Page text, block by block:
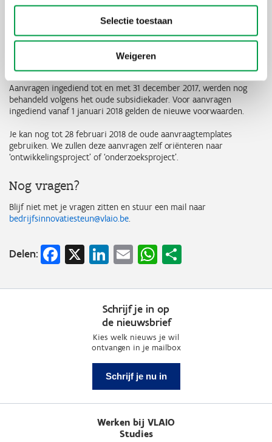
Selectie toestaan
Weigeren
Meer informatie
Aanvragen ingediend tot en met 31 december 2017, werden nog
behandeld volgens het oude subsidiekader. Voor aanvragen
ingediend vanaf 1 januari 2018 gelden de nieuwe voorwaarden.
Je kan nog tot 28 februari 2018 de oude aanvraagtemplates
gebruiken. We zullen deze aanvragen zelf oriënteren naar
‘ontwikkelingsproject’ of ‘onderzoeksproject’.
Nog vragen?
Blijf niet met je vragen zitten en stuur een mail naar
bedrijfsinnovatiesteun@vlaio.be.
Delen: Facebook
X LinkedIn
EmailWhatsApp
Schrijf je in op
de nieuwsbrief
Kies welk nieuws je wil
ontvangen in je mailbox
Schrijf je nu in
Werken bij VLAIO
Studies